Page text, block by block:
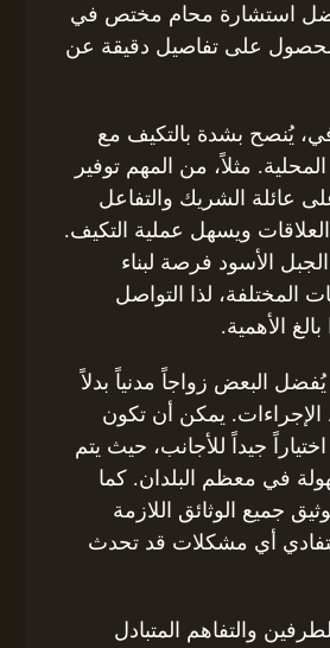
استشارة محام مختص في
للحصول على تفاصيل دقيقة عن
يُنصح بشدة بالتكيف مع
المحلية. مثلاً، من المهم توفير
عائلة الشريك والتفاعل
ويسهل عملية التكيف.
الأسود فرصة لبناء
المختلفة، لذا التواصل
الأهمية.
البعض زواجاً مدنياً بدلاً
يمكن أن تكون
جيداً للأجانب، حيث يتم
في معظم البلدان. كما
جميع الوثائق اللازمة
أي مشكلات قد تحدث
والتفاهم المتبادل